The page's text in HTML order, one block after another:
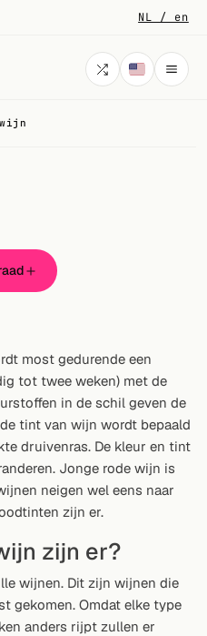
NL / en
toe.
most gedurende een
tot twee weken) met de
in de schil geven de
tint van wijn wordt bepaald
druivenras. De kleur en tint
Jonge rode wijn is
neigen wel eens naar
zijn er.
zijn er?
wijnen. Dit zijn wijnen die
gekomen. Omdat elke type
anders rijpt zullen er